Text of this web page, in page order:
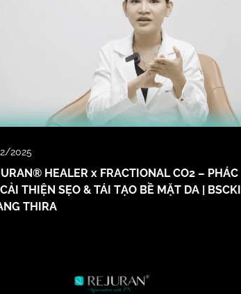
2025
HEALER x FRACTIONAL CO2 – PHÁC
THIỆN SẸO & TÁI TẠO BỀ MẶT DA | BSCKI
THIRA